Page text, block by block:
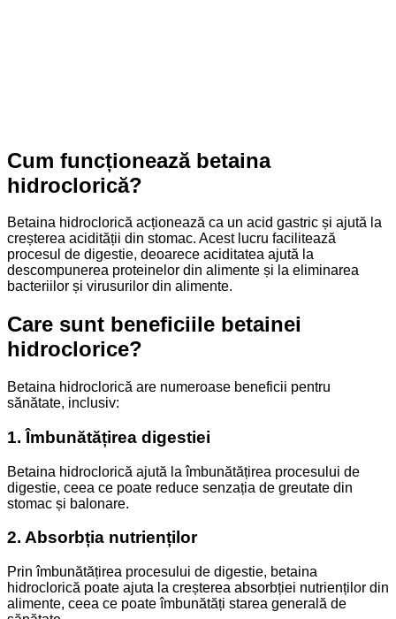
Cum funcționează betaina
hidroclorică?
Betaina hidroclorică acționează ca un acid gastric și ajută la
creșterea acidității din stomac. Acest lucru facilitează
procesul de digestie, deoarece aciditatea ajută la
descompunerea proteinelor din alimente și la eliminarea
bacteriilor și virusurilor din alimente.
Care sunt beneficiile betainei
hidroclorice?
Betaina hidroclorică are numeroase beneficii pentru
sănătate, inclusiv:
1. Îmbunătățirea digestiei
Betaina hidroclorică ajută la îmbunătățirea procesului de
digestie, ceea ce poate reduce senzația de greutate din
stomac și balonare.
2. Absorbția nutrienților
Prin îmbunătățirea procesului de digestie, betaina
hidroclorică poate ajuta la creșterea absorbției nutrienților din
alimente, ceea ce poate îmbunătăți starea generală de